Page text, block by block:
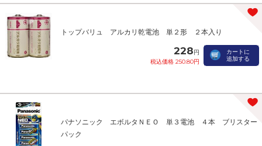
トップバリュ アルカリ乾電池 単２形 ２本入り
228円
税込価格 250.80円
カートに
追加する
パナソニック エボルタＮＥＯ 単３電池 ４本 ブリスター
パック